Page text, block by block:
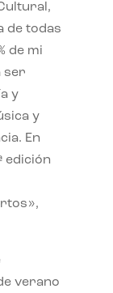
de todas
de mi
ser
y
y
En
edición
verano